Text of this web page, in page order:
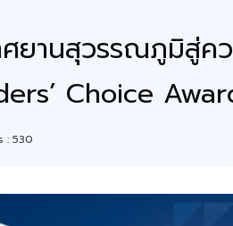
ยานสุวรรณภูมิสู่ค
Choice
: 530